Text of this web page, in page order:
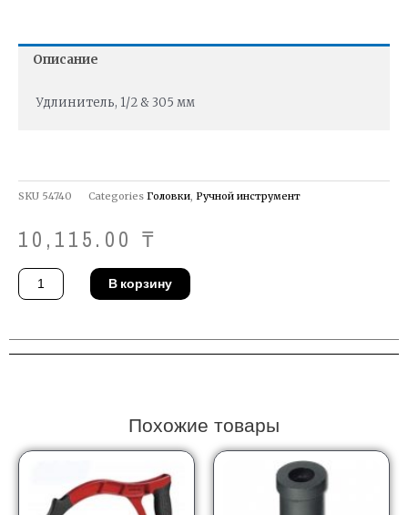
Описание
Удлинитель, 1/2 & 305 мм
SKU 54740 Categories Головки, Ручной инструмент
10,115.00 ₸
Количество
товара
Удлинитель
В корзину
Похожие товары